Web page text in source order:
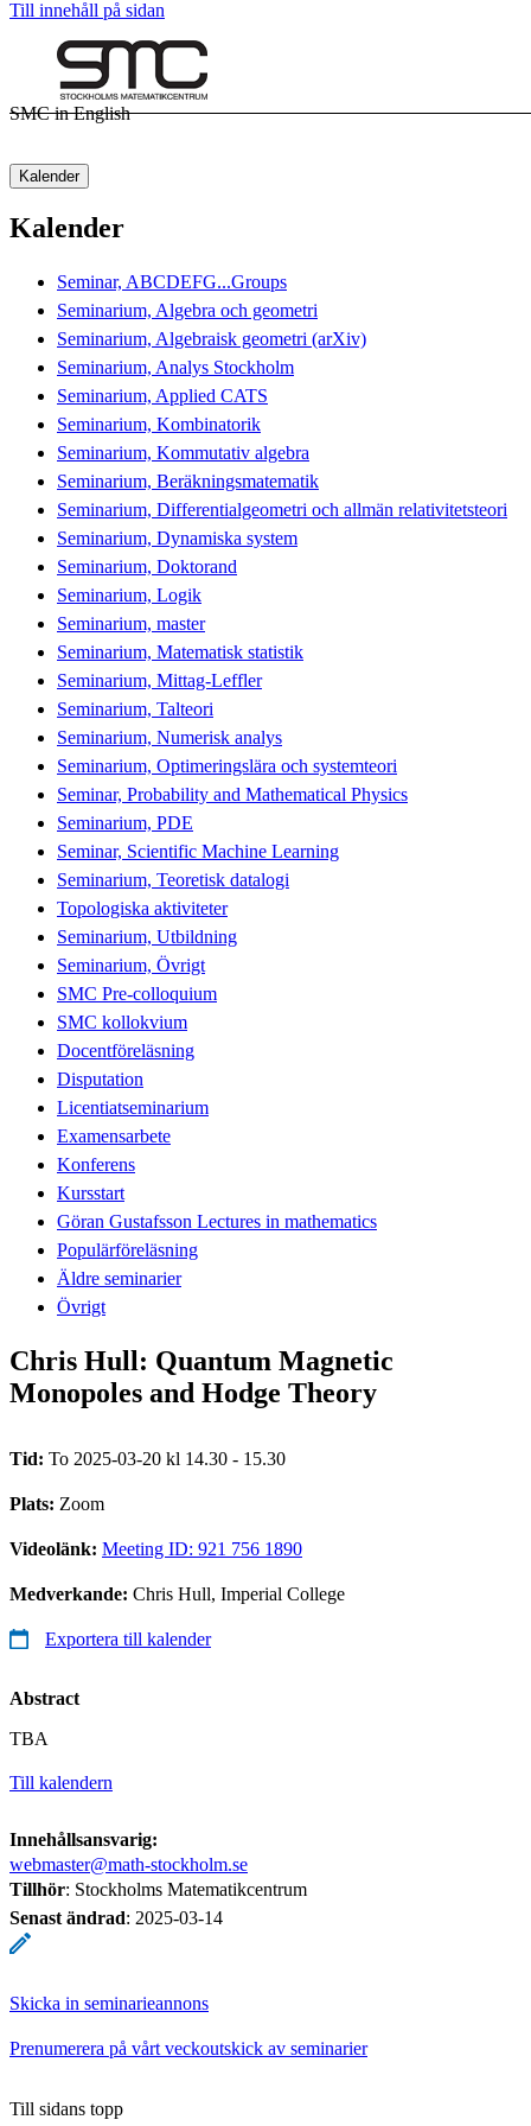
Till innehåll på sidan
SMC in English
Kalender
Kalender
Seminar, ABCDEFG...Groups
Seminarium, Algebra och geometri
Seminarium, Algebraisk geometri (arXiv)
Seminarium, Analys Stockholm
Seminarium, Applied CATS
Seminarium, Kombinatorik
Seminarium, Kommutativ algebra
Seminarium, Beräkningsmatematik
Seminarium, Differentialgeometri och allmän relativitetsteori
Seminarium, Dynamiska system
Seminarium, Doktorand
Seminarium, Logik
Seminarium, master
Seminarium, Matematisk statistik
Seminarium, Mittag-Leffler
Seminarium, Talteori
Seminarium, Numerisk analys
Seminarium, Optimeringslära och systemteori
Seminar, Probability and Mathematical Physics
Seminarium, PDE
Seminar, Scientific Machine Learning
Seminarium, Teoretisk datalogi
Topologiska aktiviteter
Seminarium, Utbildning
Seminarium, Övrigt
SMC Pre-colloquium
SMC kollokvium
Docentföreläsning
Disputation
Licentiatseminarium
Examensarbete
Konferens
Kursstart
Göran Gustafsson Lectures in mathematics
Populärföreläsning
Äldre seminarier
Övrigt
Chris Hull: Quantum Magnetic
Monopoles and Hodge Theory
Tid: To 2025-03-20 kl 14.30 - 15.30
Plats: Zoom
Videolänk: Meeting ID: 921 756 1890
Medverkande: Chris Hull, Imperial College
Exportera till kalender
Abstract
TBA
Till kalendern
Innehållsansvarig:
webmaster@math-stockholm.se
Tillhör: Stockholms Matematikcentrum
Senast ändrad: 2025-03-14
Skicka in seminarieannons
Prenumerera på vårt veckoutskick av seminarier
Till sidans topp